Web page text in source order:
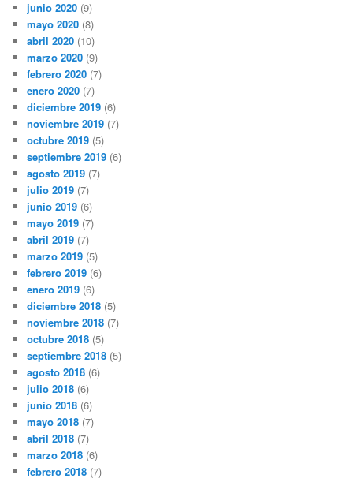
junio 2020 (9)
mayo 2020 (8)
abril 2020 (10)
marzo 2020 (9)
febrero 2020 (7)
enero 2020 (7)
diciembre 2019 (6)
noviembre 2019 (7)
octubre 2019 (5)
septiembre 2019 (6)
agosto 2019 (7)
julio 2019 (7)
junio 2019 (6)
mayo 2019 (7)
abril 2019 (7)
marzo 2019 (5)
febrero 2019 (6)
enero 2019 (6)
diciembre 2018 (5)
noviembre 2018 (7)
octubre 2018 (5)
septiembre 2018 (5)
agosto 2018 (6)
julio 2018 (6)
junio 2018 (6)
mayo 2018 (7)
abril 2018 (7)
marzo 2018 (6)
febrero 2018 (7)